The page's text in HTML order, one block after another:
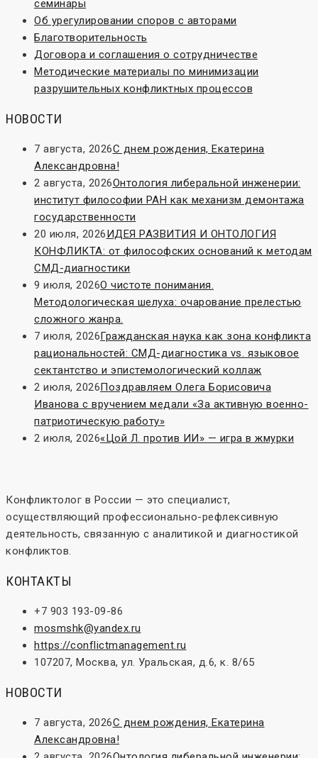
семинары
Об урегулировании споров с авторами
Благотворительность
Договора и соглашения о сотрудничестве
Методические материалы по минимизации
разрушительных конфликтных процессов
НОВОСТИ
7 августа, 2026С днем рождения, Екатерина
Александровна!
2 августа, 2026Онтология либеральной инженерии:
институт философии РАН как механизм демонтажа
государственности
20 июля, 2026ИДЕЯ РАЗВИТИЯ И ОНТОЛОГИЯ
КОНФЛИКТА: от философских оснований к методам
СМД-диагностики
9 июля, 2026О чистоте понимания.
Методологическая шелуха: очарование прелестью
сложного жанра.
7 июля, 2026Гражданская наука как зона конфликта
рациональностей: СМД-диагностика vs. языковое
сектантство и эпистемологический коллаж
2 июля, 2026Поздравляем Олега Борисовича
Иванова с вручением медали «За активную военно-
патриотическую работу»
2 июля, 2026«Цой Л. против ИИ» — игра в жмурки
Конфликтолог в России — это специалист,
осуществляющий профессионально-рефлексивную
деятельность, связанную с аналитикой и диагностикой
конфликтов.
КОНТАКТЫ
+7 903 193-09-86
mosmshk@yandex.ru
https://conflictmanagement.ru
107207, Москва, ул. Уральская, д.6, к. 8/65
НОВОСТИ
7 августа, 2026С днем рождения, Екатерина
Александровна!